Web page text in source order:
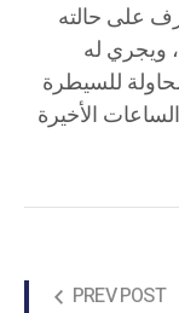
على حالته
له
للسيطرة
PREV POST